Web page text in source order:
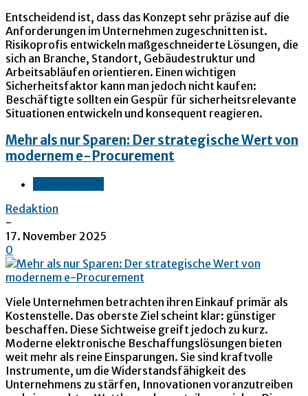
Entscheidend ist, dass das Konzept sehr präzise auf die
Anforderungen im Unternehmen zugeschnitten ist.
Risikoprofis entwickeln maßgeschneiderte Lösungen, die
sich an Branche, Standort, Gebäudestruktur und
Arbeitsabläufen orientieren. Einen wichtigen
Sicherheitsfaktor kann man jedoch nicht kaufen:
Beschäftigte sollten ein Gespür für sicherheitsrelevante
Situationen entwickeln und konsequent reagieren.
Mehr als nur Sparen: Der strategische Wert von
modernem e-Procurement
Redaktion
-
17. November 2025
0
Viele Unternehmen betrachten ihren Einkauf primär als
Kostenstelle. Das oberste Ziel scheint klar: günstiger
beschaffen. Diese Sichtweise greift jedoch zu kurz.
Moderne elektronische Beschaffungslösungen bieten
weit mehr als reine Einsparungen. Sie sind kraftvolle
Instrumente, um die Widerstandsfähigkeit des
Unternehmens zu stärfen, Innovationen voranzutreiben